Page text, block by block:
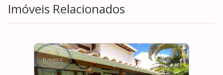
Imóveis Relacionados